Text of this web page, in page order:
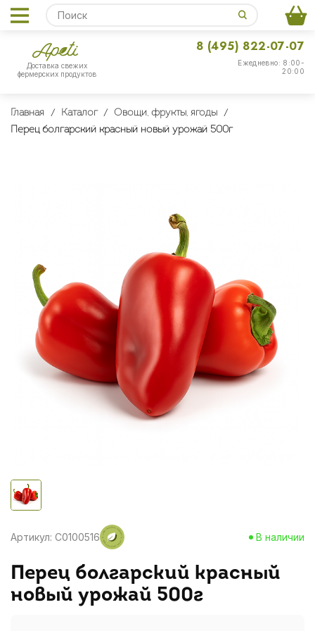
Доставка свежих
фермерских продуктов
Ежедневно: 8:00-
20:00
8 (495) 822-07-07
Главная Каталог
Овощи, фрукты, ягоды
Перец болгарский красный новый урожай 500г
Артикул: C0100516 В наличии
Перец болгарский красный
новый урожай 500г